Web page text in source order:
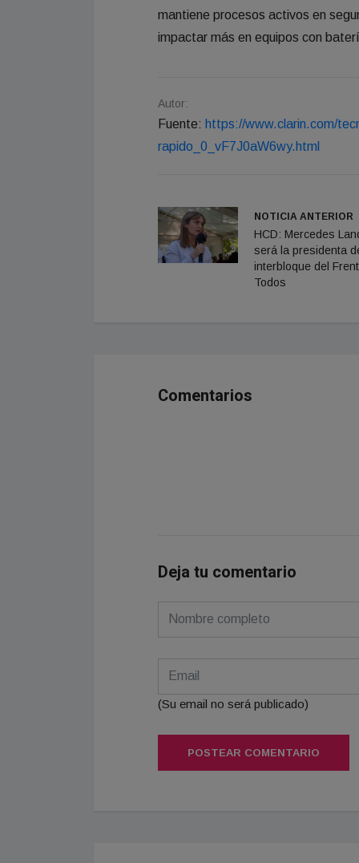
mantiene procesos activos en
impactar más en equipos con
Autor:
Fuente: https://www.clarin.com/
rapido_0_vF7J0aW6wy.html
NOTICIA ANTERIOR
HCD: Mercedes
será la presidenta
interbloque del
Todos
Comentarios
Deja tu comentario
(Su email no será publicado)
POSTEAR COMENTARIO